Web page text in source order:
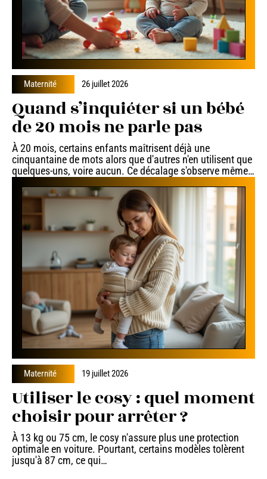
Maternité 26 juillet 2026
Quand s’inquiéter si un bébé
de 20 mois ne parle pas
À 20 mois, certains enfants maîtrisent déjà une
cinquantaine de mots alors que d'autres n'en utilisent que
quelques-uns, voire aucun. Ce décalage s'observe même…
Maternité 19 juillet 2026
Utiliser le cosy : quel moment
choisir pour arrêter ?
À 13 kg ou 75 cm, le cosy n'assure plus une protection
optimale en voiture. Pourtant, certains modèles tolèrent
jusqu'à 87 cm, ce qui…